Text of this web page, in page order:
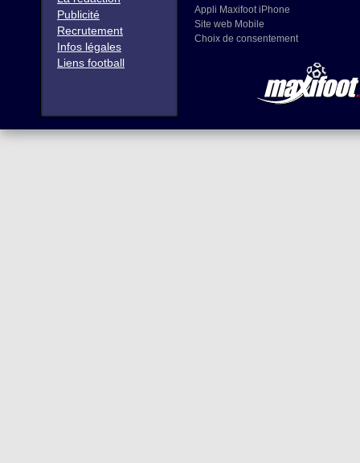
Publicité
Recrutement
Infos légales
Liens football
Appli Maxifoot iPhone
Site web Mobile
Choix de consentement